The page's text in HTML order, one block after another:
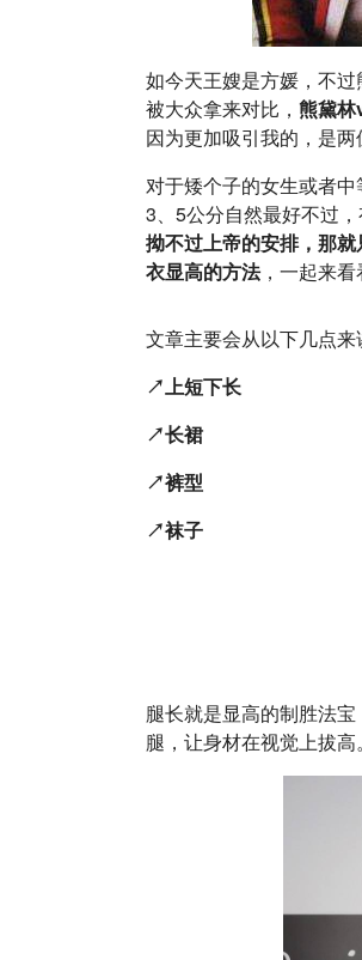
如今天王嫂是方媛，不
被大众拿来对比， 熊黛
因为更加吸引我的，是两
对于矮个子的女生或者
3、5公分自然最好不过
拗不过上帝的安排，那
衣显高的方法，一起来看
文章主要会从以下几点来
↗上短下长
↗长裙
↗裤型
↗袜子
腿长就是显高的制胜法
腿，让身材在视觉上拔高。